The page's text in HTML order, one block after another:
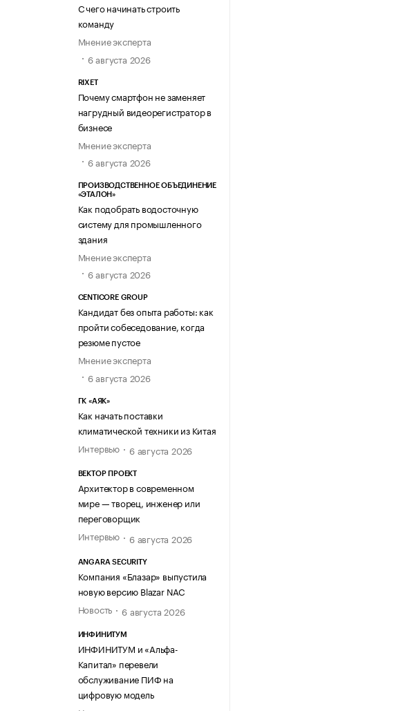
С чего начинать строить
команду
Мнение эксперта
6 августа 2026
RIXET
Почему смартфон не заменяет
нагрудный видеорегистратор в
бизнесе
Мнение эксперта
6 августа 2026
ПРОИЗВОДСТВЕННОЕ ОБЪЕДИНЕНИЕ
«ЭТАЛОН»
Как подобрать водосточную
систему для промышленного
здания
Мнение эксперта
6 августа 2026
CENTICORE GROUP
Кандидат без опыта работы: как
пройти собеседование, когда
резюме пустое
Мнение эксперта
6 августа 2026
ГК «АЯК»
Как начать поставки
климатической техники из Китая
Интервью
6 августа 2026
ВЕКТОР ПРОЕКТ
Архитектор в современном
мире — творец, инженер или
переговорщик
Интервью
6 августа 2026
ANGARA SECURITY
Компания «Блазар» выпустила
новую версию Blazar NAC
Новость
6 августа 2026
ИНФИНИТУМ
ИНФИНИТУМ и «Альфа-
Капитал» перевели
обслуживание ПИФ на
цифровую модель